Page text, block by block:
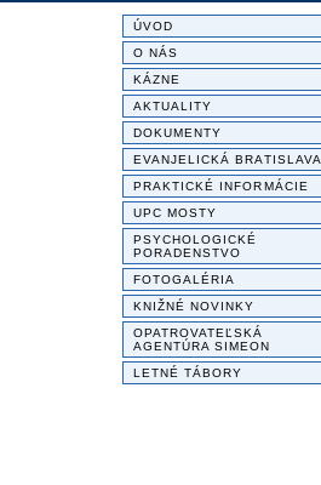
ÚVOD
O NÁS
KÁZNE
AKTUALITY
DOKUMENTY
EVANJELICKÁ BRATISLAVA
PRAKTICKÉ INFORMÁCIE
UPC MOSTY
PSYCHOLOGICKÉ
PORADENSTVO
FOTOGALÉRIA
KNIŽNÉ NOVINKY
OPATROVATEĽSKÁ
AGENTÚRA SIMEON
LETNÉ TÁBORY